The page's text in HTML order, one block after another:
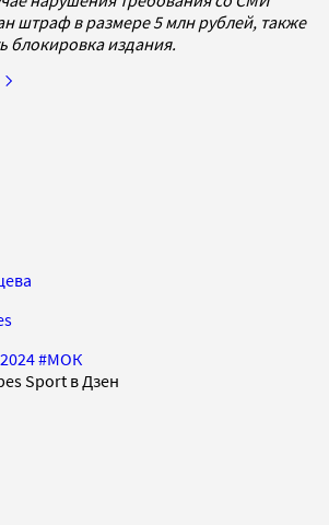
штраф в размере 5 млн рублей, также
блокировка издания.
#МОК
Sport в Дзен